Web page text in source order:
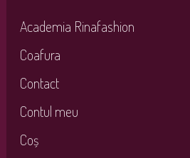
Academia Rinafashion
Coafura
Contact
Contul meu
Coș